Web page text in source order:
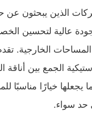
الذين يبحثون عن
عالية لتحسين
الخارجية.
الجمع بين
يجعلها خيارًا مناسبًا
حد سواء.